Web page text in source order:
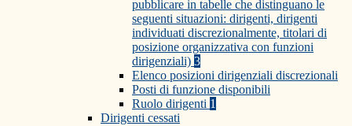
pubblicare in tabelle che distinguano le
seguenti situazioni: dirigenti, dirigenti
individuati discrezionalmente, titolari di
posizione organizzativa con funzioni
dirigenziali) 3
Elenco posizioni dirigenziali discrezionali
Posti di funzione disponibili
Ruolo dirigenti 1
Dirigenti cessati